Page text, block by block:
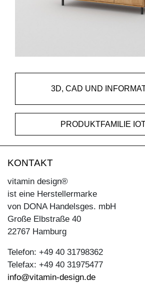
3D, CAD UND
PRODUKTFAMILIE
KONTAKT
vitamin design®
ist eine Herstellermarke
von DONA Handelsges. mbH
Große Elbstraße 40
22767 Hamburg
Telefon: +49 40 31798362
Telefax: +49 40 31975477
info@vitamin-design.de